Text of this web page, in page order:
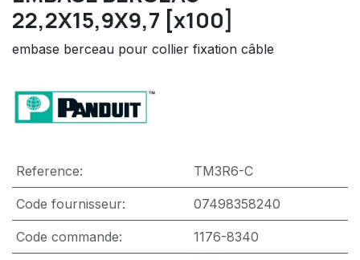
22,2X15,9X9,7 [x100]
embase berceau pour collier fixation câble
Reference: TM3R6-C
Code fournisseur: 07498358240
Code commande: 1176-8340